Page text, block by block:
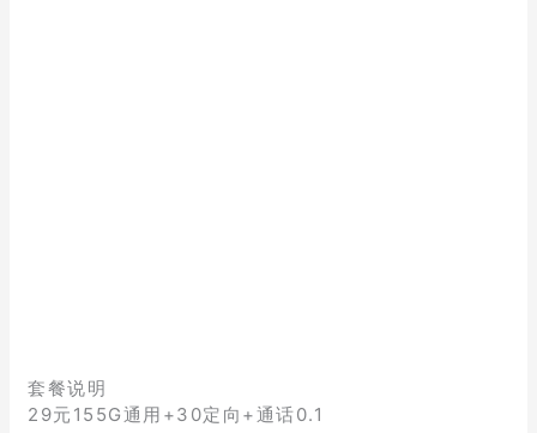
套餐说明
29元155G通用+30定向+通话0.1